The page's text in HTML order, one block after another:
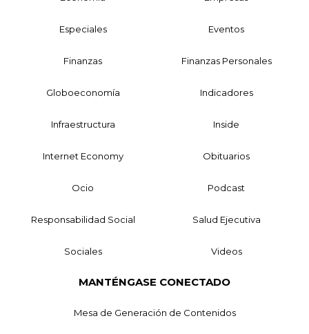
Especiales Eventos
Finanzas Finanzas Personales
Globoeconomía Indicadores
Infraestructura Inside
Internet Economy Obituarios
Ocio Podcast
Responsabilidad Social Salud Ejecutiva
Sociales Videos
MANTÉNGASE CONECTADO
Mesa de Generación de Contenidos